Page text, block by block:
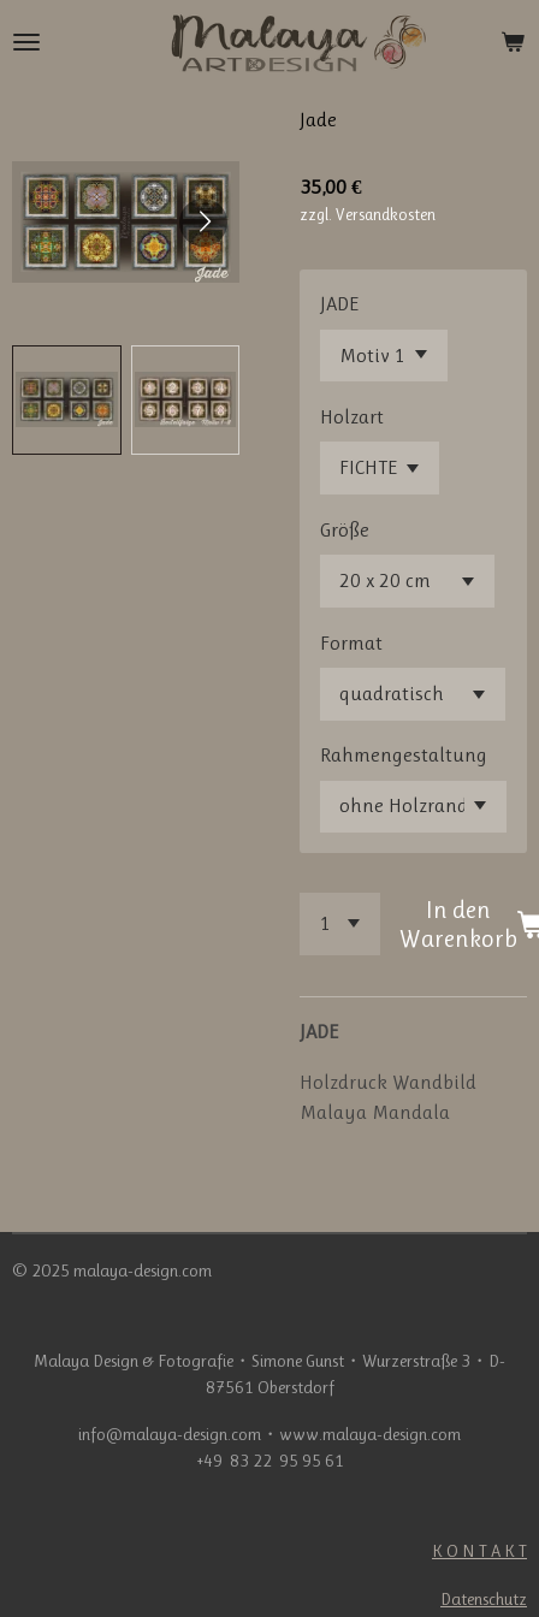
Hauptinhalt
Jade
35,00 €
zzgl. Versandkosten
JADE
Holzart
Größe
Format
Rahmengestaltung
In den
Warenkorb
JADE
Holzdruck Wandbild
Malaya Mandala
© 2025 malaya-design.com
Malaya Design & Fotografie ・ Simone Gunst ・ Wurzerstraße 3 ・ D-
87561 Oberstdorf
info@malaya-design.com ・ www.malaya-design.com
+49 83 22 95 95 61
K O N T A K T
Datenschutz